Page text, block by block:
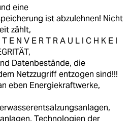
eine
ist abzulehnen! Nicht
zählt,
E N V E R T R A U L I C H K E I
Datenbestände, die
Netzzugriff entzogen sind!!!
eben Energiekraftwerke,